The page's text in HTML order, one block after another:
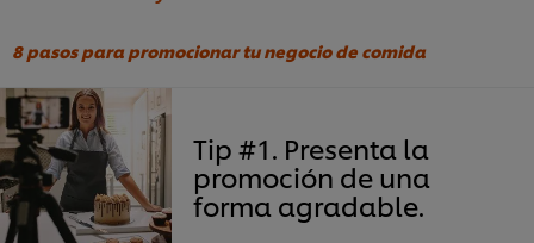
8 pasos para promocionar tu negocio de comida
Tip #1. Presenta la
promoción de una
forma agradable.